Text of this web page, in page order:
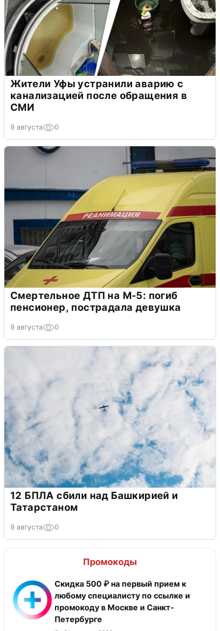
Жители Уфы устранили аварию с
канализацией после обращения в
СМИ
9 августа 0
Смертельное ДТП на М-5: погиб
пенсионер, пострадала девушка
9 августа 0
12 БПЛА сбили над Башкирией и
Татарстаном
9 августа 0
Промокоды
Скидка 500 ₽ на первый прием к
любому специалисту по ссылке и
промокоду в Москве и Санкт-
Петербурге